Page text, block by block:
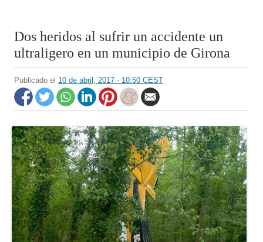
Dos heridos al sufrir un accidente un
ultraligero en un municipio de Girona
Publicado el 10 de abril, 2017 - 10:50 CEST